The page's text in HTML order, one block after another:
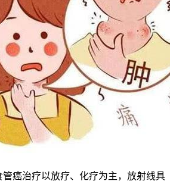
癌治疗以放疗、化疗为主，放射线具